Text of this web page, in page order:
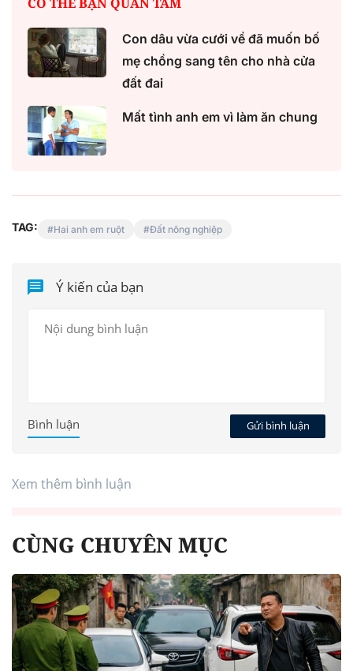
Con dâu vừa cưới về đã muốn bố
mẹ chồng sang tên cho nhà cửa
đất đai
Mất tình anh em vì làm ăn chung
TAG: Hai anh em ruột Đất nông nghiệp
Ý kiến của bạn
Gửi bình luận
Bình luận
Xem thêm bình luận
CÙNG CHUYÊN MỤC